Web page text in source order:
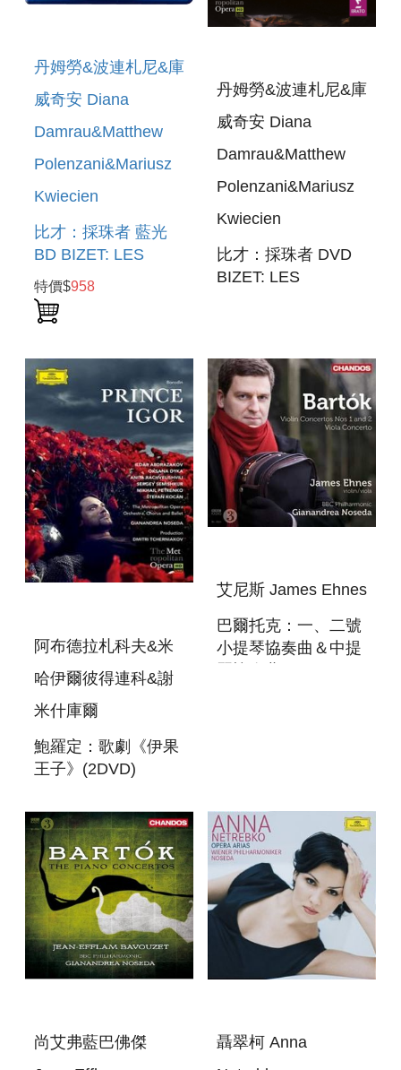
丹姆勞&波連札尼&庫
威奇安 Diana
Damrau&Matthew
Polenzani&Mariusz
Kwiecien
比才：採珠者 藍光
BD BIZET: LES
PECHEURS DE
PERLES
特價$958
丹姆勞&波連札尼&庫
威奇安 Diana
Damrau&Matthew
Polenzani&Mariusz
Kwiecien
比才：採珠者 DVD
BIZET: LES
阿布德拉札科夫&米
哈伊爾彼得連科&謝
米什庫爾
鮑羅定：歌劇《伊果
王子》(2DVD)
BORODIN : PRINCE
IGOR (2DVD)
艾尼斯 James Ehnes
巴爾托克：一、二號
小提琴協奏曲＆中提
尚艾弗藍巴佛傑
聶翠柯 Anna